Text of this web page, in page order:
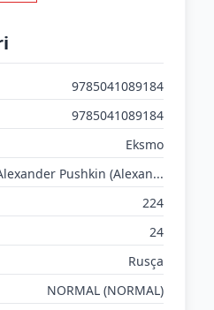
9785041089184
9785041089184
Eksmo
Pushkin (Alexan...
224
24
Rusça
NORMAL (NORMAL)